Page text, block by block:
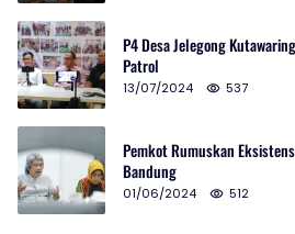
P4 Desa Jelegong
Patrol
13/07/2024 537
Pemkot Rumuskan
Bandung
01/06/2024 512